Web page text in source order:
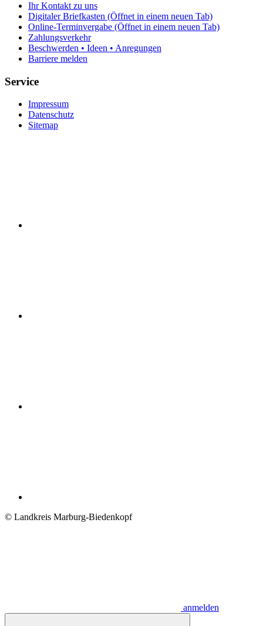
Ihr Kontakt zu uns
Digitaler Briefkasten (Öffnet in einem neuen Tab)
Online-Terminvergabe (Öffnet in einem neuen Tab)
Zahlungsverkehr
Beschwerden • Ideen • Anregungen
Barriere melden
Service
Impressum
Datenschutz
Sitemap
© Landkreis Marburg-Biedenkopf
anmelden